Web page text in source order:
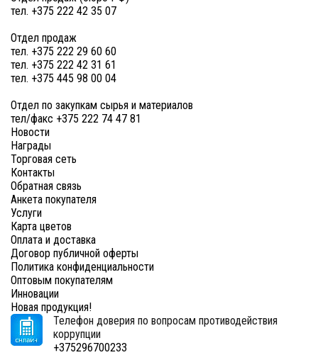
тел. +375 222 42 35 07
Отдел продаж
тел. +375 222 29 60 60
тел. +375 222 42 31 61
тел. +375 445 98 00 04
Отдел по закупкам сырья и материалов
тел/факс +375 222 74 47 81
Новости
Награды
Торговая сеть
Контакты
Обратная связь
Анкета покупателя
Услуги
Карта цветов
Оплата и доставка
Договор публичной оферты
Политика конфиденциальности
Оптовым покупателям
Инновации
Новая продукция!
Телефон доверия по вопросам противодействия
коррупции
+375296700233